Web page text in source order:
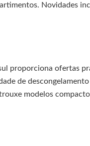
Novidades
proporciona ofertas
de
modelos